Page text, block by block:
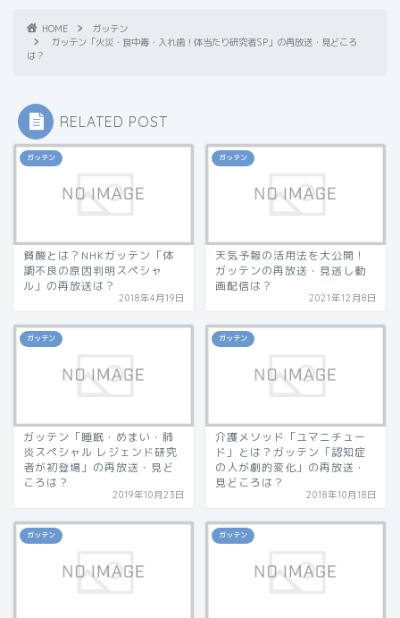
HOME
ガッテン
ガッテン「火災・食中毒・入れ歯！体当たり研究者SP」の再放送・見どころ
は？
RELATED POST
ガッテン
貧酸とは？NHKガッテン「体
調不良の原因判明スペシャ
ル」の再放送は？
2018年4月19日
ガッテン
天気予報の活用法を大公開！
ガッテンの再放送・見逃し動
画配信は？
2021年12月8日
ガッテン
ガッテン「睡眠・めまい・肺
炎スペシャル レジェンド研究
者が初登場」の再放送・見ど
ころは？
2019年10月23日
ガッテン
介護メソッド「ユマニチュー
ド」とは？ガッテン「認知症
の人が劇的変化」の再放送・
見どころは？
2018年10月18日
ガッテン ガッテン